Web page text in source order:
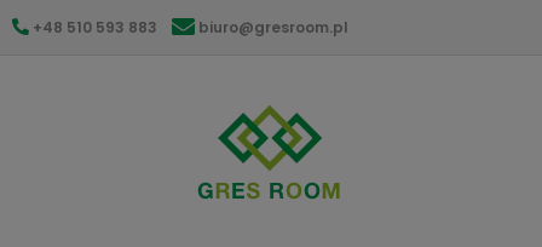
+48 510 593 883 biuro@gresroom.pl